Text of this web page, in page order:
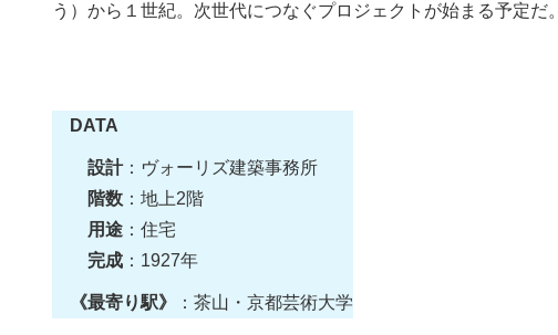
う）から１世紀。次世代につなぐプロジェクトが始まる予定だ。
DATA
設計：ヴォーリズ建築事務所
階数 ：地上2階
用途 ：住宅
完成 ：1927年
《最寄り駅》 ：茶山・京都芸術大学